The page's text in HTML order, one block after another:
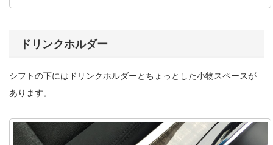
ドリンクホルダー
シフトの下にはドリンクホルダーとちょっとした小物スペースが
あります。